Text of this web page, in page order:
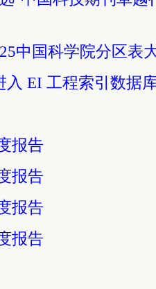
中国科学院分区表
入 EI 工程索引数据
报告
报告
报告
报告